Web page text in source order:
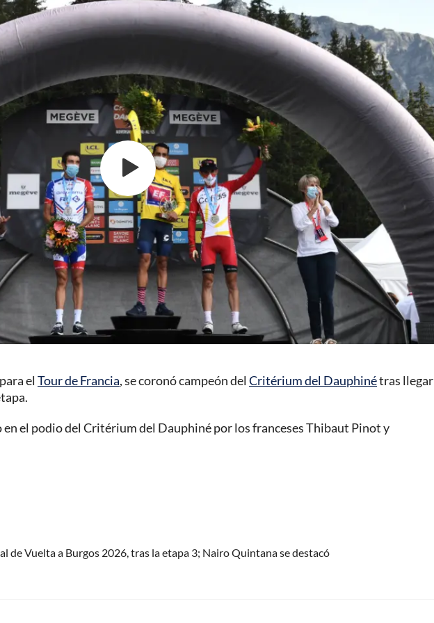
el Tour de Francia, se coronó campeón del Critérium del Dauphinétras llegar
el podio del Critérium del Dauphiné por los franceses Thibaut Pinot y
de Vuelta a Burgos 2026, tras la etapa 3; Nairo Quintana se destacó